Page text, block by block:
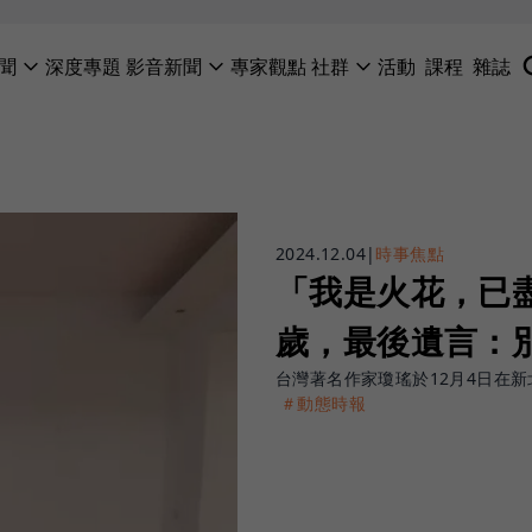
深度專題 影音新聞 專家觀點社群 活動 課程 雜誌
2024.12.04| 時事焦點
「我是火花，
歲，最後遺言：
台灣著名作家瓊瑤於12月4日在
＃動態時報